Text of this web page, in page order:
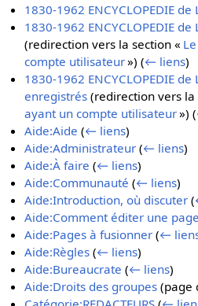
1830-1962 ENCYCLOPEDIE de
1830-1962 ENCYCLOPEDIE
(redirection vers la section «
compte utilisateur»)(← liens)
1830-1962 ENCYCLOPEDIE
enregistrés (redirection vers la
ayant un compte utilisateur»)(
Aide:Aide (← liens)
Aide:Administrateur (← liens)
Aide:À faire (← liens)
Aide:Communauté (← liens)
Aide:Introduction, où discuter (
Aide:Comment éditer une page
Aide:Pages à fusionner (←
Aide:Règles (← liens)
Aide:Bureaucrate (← liens)
Aide:Droits des groupes (page